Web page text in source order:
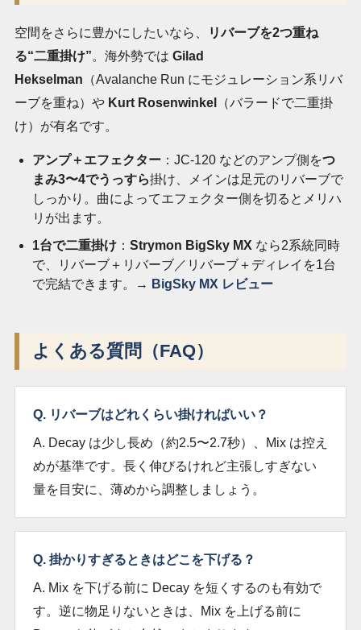
空間をさらに豊かにしたいなら、
リバーブを2つ重ね
る“二重掛け”。海外勢では Gilad
Hekselman （Avalanche Run にモジュレーション系リバ
ーブを重ね）や Kurt Rosenwinkel
（バラードで二重掛
け）が有名です。
アンプ＋エフェクター：JC-120 などのアンプ側をつ
まみ3〜4でうっすら掛け、メインは足元のリバーブで
しっかり。曲によってエフェクター側を切るとメリハ
リが出ます。
1台で二重掛け： Strymon BigSky MX なら2系統同時
で、リバーブ＋リバーブ／リバーブ＋ディレイを1台
で完結できます。→ BigSky MX レビュー
よくある質問（FAQ）
Q. リバーブはどれくらい掛ければいい？
A. Decay は少し長め（約2.5〜2.7秒）、Mix は控え
めが基準です。長く伸びるけれど主張しすぎない
量を目安に、薄めから調整しましょう。
Q. 掛かりすぎるときはどこを下げる？
A. Mix を下げる前に Decay を短くするのも有効で
す。逆に物足りないときは、Mix を上げる前に